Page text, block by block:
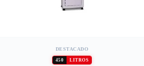
DESTACADO
450 LITROS